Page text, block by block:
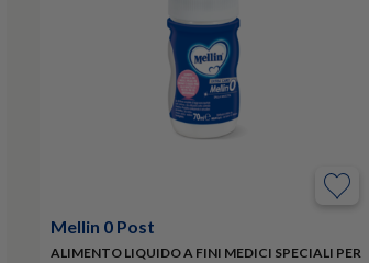
Mellin 0 Post
ALIMENTO LIQUIDO A FINI MEDICI SPECIALI PER